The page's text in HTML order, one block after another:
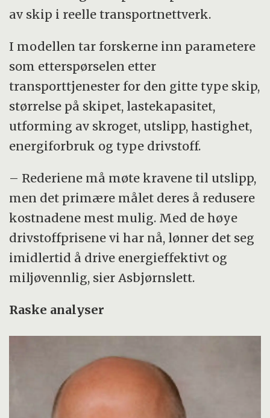
av skip i reelle transportnettverk.
I modellen tar forskerne inn parametere
som etterspørselen etter
transporttjenester for den gitte type skip,
størrelse på skipet, lastekapasitet,
utforming av skroget, utslipp, hastighet,
energiforbruk og type drivstoff.
– Rederiene må møte kravene til utslipp,
men det primære målet deres å redusere
kostnadene mest mulig. Med de høye
drivstoffprisene vi har nå, lønner det seg
imidlertid å drive energieffektivt og
miljøvennlig, sier Asbjørnslett.
Raske analyser